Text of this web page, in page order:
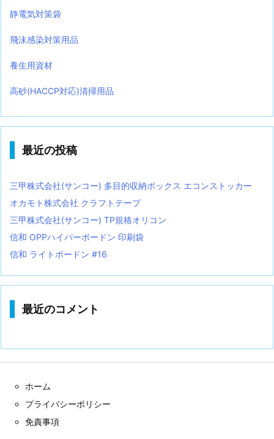
静電気対策袋
飛沫感染対策用品
養生用資材
高砂(HACCP対応)清掃用品
最近の投稿
三甲株式会社(サンコー) 多目的収納ボックス エコンストッカー
オカモト株式会社 クラフトテープ
三甲株式会社(サンコー) TP規格オリコン
信和 OPPハイパーボードン 印刷袋
信和 ライトボードン #16
最近のコメント
ホーム
プライバシーポリシー
免責事項